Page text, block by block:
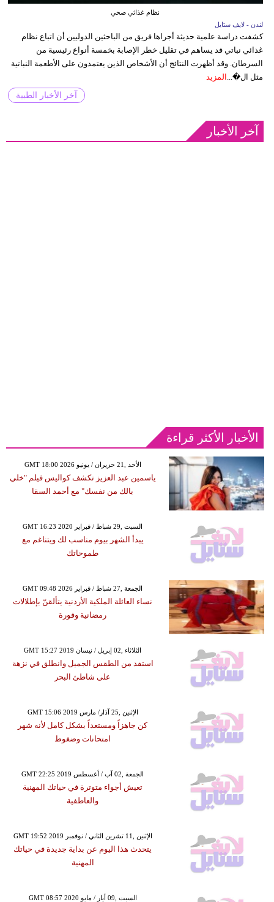
نظام غذائي صحي
لندن - لايف ستايل
كشفت دراسة علمية حديثة أجراها فريق من الباحثين الدوليين أن اتباع نظام
غذائي نباتي قد يساهم في تقليل خطر الإصابة بخمسة أنواع رئيسية من
السرطان. وقد أظهرت النتائج أن الأشخاص الذين يعتمدون على الأطعمة النباتية
مثل ال�...
المزيد
آخر الأخبار الطبية
آخر الأخبار
الأخبار الأكثر قراءة
GMT 18:00 2026 الأحد ,21 حزيران / يونيو
ياسمين عبد العزيز تكشف كواليس فيلم "خلي
بالك من نفسك" مع أحمد السقا
GMT 16:23 2020 السبت ,29 شباط / فبراير
يبدأ الشهر بيوم مناسب لك ويتناغم مع
طموحاتك
GMT 09:48 2026 الجمعة ,27 شباط / فبراير
نساء العائلة الملكية الأردنية يتألقنّ بإطلالات
رمضانية وقورة
GMT 15:27 2019 الثلاثاء ,02 إبريل / نيسان
استفد من الطقس الجميل وانطلق في نزهة
على شاطئ البحر
GMT 15:06 2019 الإثنين ,25 آذار/ مارس
كن جاهزاً ومستعداً بشكل كامل لأنه شهر
امتحانات وضغوط
GMT 22:25 2019 الجمعة ,02 آب / أغسطس
تعيش أجواء متوترة في حياتك المهنية
والعاطفية
GMT 19:52 2019 الإثنين ,11 تشرين الثاني / نوفمبر
يتحدث هذا اليوم عن بداية جديدة في حياتك
المهنية
GMT 08:57 2020 السبت ,09 أيار / مايو